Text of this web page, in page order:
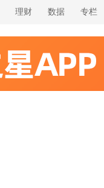
理财 数据 专栏